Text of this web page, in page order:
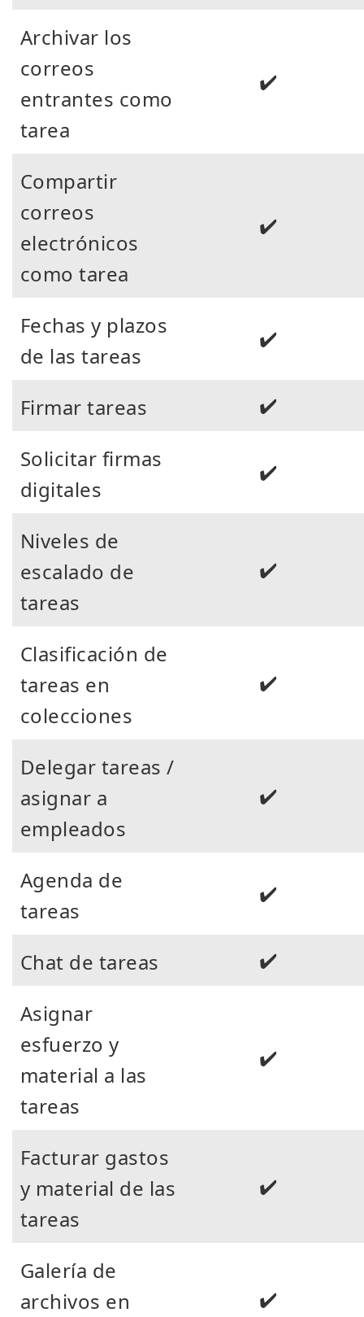
Archivar los
correos
entrantes como
tarea
✔️
Compartir
correos
electrónicos
como tarea
✔️
Fechas y plazos
de las tareas
✔️
Firmar tareas
✔️
Solicitar firmas
digitales
✔️
Niveles de
escalado de
tareas
✔️
Clasificación de
tareas en
colecciones
✔️
Delegar tareas /
asignar a
empleados
✔️
Agenda de
tareas
✔️
Chat de tareas
✔️
Asignar
esfuerzo y
material a las
tareas
✔️
Facturar gastos
y material de las
tareas
✔️
Galería de
archivos en
✔️